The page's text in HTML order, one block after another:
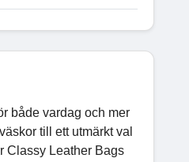
både vardag och mer
till ett utmärkt val
Classy Leather Bags